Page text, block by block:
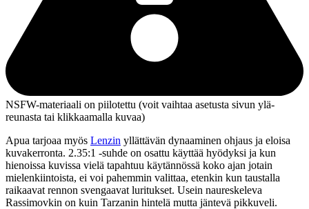
NSFW-materiaali on piilotettu (voit vaihtaa asetusta sivun ylä­
reunasta tai klikkaamalla kuvaa)
Apua tarjoaa myös Lenzin yllättävän dynaaminen ohjaus ja eloisa
kuvakerronta. 2.35:1 ‑suhde on osattu käyttää hyödyksi ja kun
hienoissa kuvissa vielä tapahtuu käytännössä koko ajan jotain
mielenkiintoista, ei voi pahemmin valittaa, etenkin kun taustalla
raikaavat rennon svengaavat luritukset. Usein naureskeleva
Rassimovkin on kuin Tarzanin hintelä mutta jäntevä pikkuveli.